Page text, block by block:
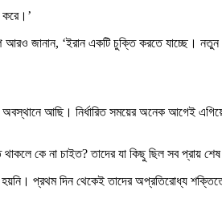
করে।’
আরও জানান, ‘ইরান একটি চুক্তি করতে যাচ্ছে।
আছি। নির্ধারিত সময়ের অনেক আগেই
কে না চাইত? তাদের যা কিছু ছিল সব প্রায়
হয়নি। প্রথম দিন থেকেই তাদের অপ্রতিরোধ্য